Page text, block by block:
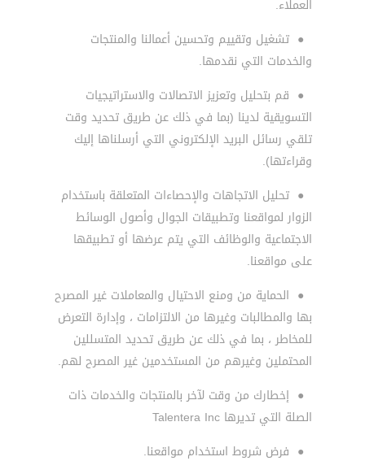
العملاء.
● تشغيل وتقييم وتحسين أعمالنا والمنتجات
والخدمات التي نقدمها.
● قم بتحليل وتعزيز الاتصالات والاستراتيجيات
التسويقية لدينا (بما في ذلك عن طريق تحديد وقت
تلقي رسائل البريد الإلكتروني التي أرسلناها إليك
وقراءتها).
● تحليل الاتجاهات والإحصاءات المتعلقة باستخدام
الزوار لمواقعنا وتطبيقات الجوال وأصول الوسائط
الاجتماعية والوظائف التي يتم عرضها أو تطبيقها
على مواقعنا.
● الحماية من ومنع الاحتيال والمعاملات غير المصرح
بها والمطالبات وغيرها من الالتزامات ، وإدارة التعرض
للمخاطر ، بما في ذلك عن طريق تحديد المتسللين
المحتملين وغيرهم من المستخدمين غير المصرح لهم.
● إخطارك من وقت لآخر بالمنتجات والخدمات ذات
الصلة التي تديرها Talentera Inc
● فرض شروط استخدام مواقعنا.